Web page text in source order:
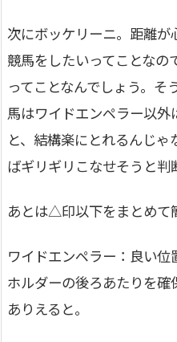
次にボッケリーニ。距離
競馬をしたいってことな
ってことなんでしょう。そ
馬はワイドエンペラー以
と、結構楽にとれるんじ
ばギリギリこなせそうと判
あとは△印以下をまとめて
ワイドエンペラー：良い
ホルダーの後ろあたりを
ありえると。